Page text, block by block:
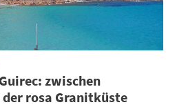
zwischen
rosa Granitküste